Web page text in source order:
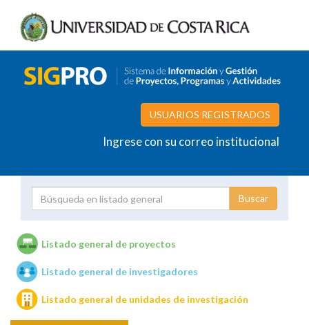
USUARIOS REGISTRADOS
Ingrese con su correo institucional
Unidades de investigación
Listado general de proyectos
Listado general de investigadores
Listado general de unidades de investigación